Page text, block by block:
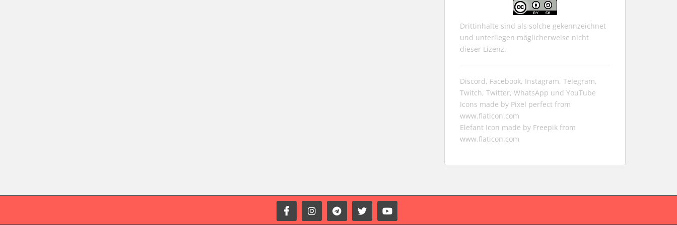
Drittinhalte sind als solche gekennzeichnet
und unterliegen möglicherweise nicht
dieser Lizenz.
Discord, Facebook, Instagram, Telegram,
Twitch, Twitter, WhatsApp und YouTube
Icons made by Pixel perfect from
www.flaticon.com
Elefant Icon made by Freepik from
www.flaticon.com